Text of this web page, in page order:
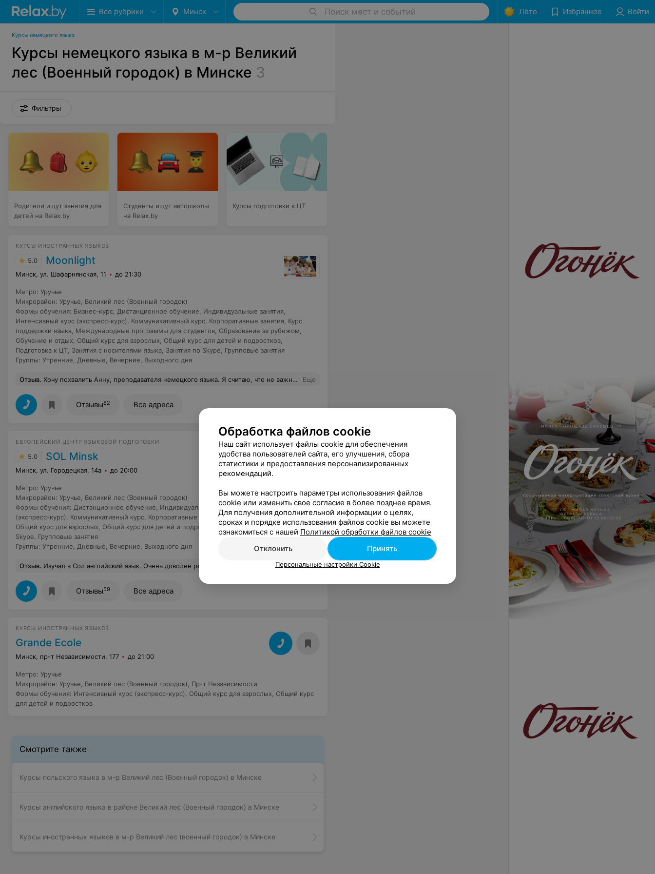
Все рубрики Минск Поиск мест и событий Лето Избранное Войти
Курсы немецкого языка
Курсы немецкого языка в м-р Великий
лес (Военный городок) в Минске 3
Фильтры
Родители ищут занятия для
детей на Relax.by
Студенты ищут автошколы
на Relax.by
Курсы подготовки к ЦТ
КУРСЫ ИНОСТРАННЫХ ЯЗЫКОВ
5.0 Moonlight
Минск, ул. Шафарнянская, 11 до 21:30
Метро: Уручье
Микрорайон: Уручье
Великий лес (Военный городок)
Формы обучения: Бизнес-курс Дистанционное обучение Индивидуальные занятия
Интенсивный курс (экспресс-курс)
Коммуникативный курс Корпоративные занятия Курс
поддержки языка Международные программы для студентов Образование за рубежом
Обучение и отдых
Общий курс для взрослых Общий курс для детей и подростков
Подготовка к ЦТ Занятия с носителями языка Занятия по Skype
Групповые занятия
Группы: Утренние Дневные Вечерние Выходного дня
Отзыв. Хочу похвалить Анну, преподавателя немецкого языка. Я считаю, что не важно на какие курсы идёшь учить иностранный язык. Важно, к какому учителю ты попадаешь. Так вот мне очень повезло, что я обучаюсь у такого творческого, открытого, профессионального и энергичного педагога. Каждый её урок --- это своеобразное произведение методического искусства. Мои навыки владения немецким существенно улучшились. Анна, спасибо Вам большое! Я Вам желаю всего самого лучшего, интересных учеников и профессионального развития. Еще
Отзывы82 Все адреса
ЕВРОПЕЙСКИЙ ЦЕНТР ЯЗЫКОВОЙ ПОДГОТОВКИ
5.0 SOL Minsk
Минск, ул. Городецкая, 14а до 20:00
Метро: Уручье
Микрорайон: Уручье
Великий лес (Военный городок)
Формы обучения: Дистанционное обучение Индивидуальные занятия,Интенсивный курс
(экспресс-курс)
Коммуникативный курс Корпоративные занятия,Курс поддержки языка,
Общий курс для взрослых
Общий курс для детей и подростков,Подготовка к ЦТ,Занятия по
Skype
Групповые занятия
Группы: Утренние Дневные Вечерние Выходного дня
Отзыв. Изучал в Сол английский язык. Очень доволен результатом. Подумываю записаться на немецкий) Еще
Отзывы59 Все адреса
КУРСЫ ИНОСТРАННЫХ ЯЗЫКОВ
Grande Ecole
Минск, пр-т Независимости, 177 до 21:00
Метро: Уручье
Микрорайон: Уручье Великий лес (Военный городок)
Пр-т Независимости
Формы обучения: Интенсивный курс (экспресс-курс) Общий курс для взрослых
Общий курс
для детей и подростков
Смотрите также
Курсы польского языка в м-р Великий лес (Военный городок) в Минске
Курсы английского языка в районе Великий лес (Военный городок) в Минске
Курсы иностранных языков в м-р Великий лес (военный городок) в Минске
Обработка файлов cookie
Наш сайт использует файлы cookie для обеспечения
удобства пользователей сайта, его улучшения, сбора
статистики и предоставления персонализированных
рекомендаций.
Вы можете настроить параметры использования файлов
cookie или изменить свое согласие в более позднее время.
Для получения дополнительной информации о целях,
сроках и порядке использования файлов cookie вы можете
ознакомиться с нашей Политикой обработки файлов cookie
Отклонить
Принять
Персональные настройки Cookie